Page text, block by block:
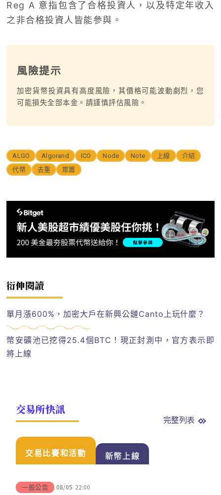
Reg A 意指包含了合格投資人，以及特定年收入
之非合格投資人皆能參與。
風險提示
加密貨幣投資具有高度風險，其價格可能波動劇烈，您
可能損失全部本金。請謹慎評估風險。
ALGO Algorand ICO Node Note 上線
介紹
代幣
去重 眾籌
衍伸閱讀
單月漲600%，加密大戶在新興公鏈Canto上玩什麼？
幣安礦池已挖得25.4個BTC！現正封測中，官方表示即
將上線
交易所快訊
完整列表
交易比賽和活動 新幣上線
一般公告 08/05 22:00